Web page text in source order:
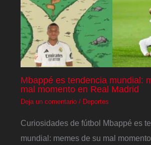
Mbappé es tendencia mundial:
mal momento en Real Madrid
Deja un comentario / Deportes
Curiosidades de fútbol Mbappé es
mundial: memes de su mal